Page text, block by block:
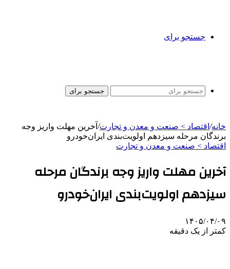
جستجو برای
جستجو برای
خانه/ اقتصاد > صنعت و معدن و تجارت/ آخرین مهلت واریز وجه
برندگان مرحله سیزدهم اولویت‌بندی ایران‌خودرو
اقتصاد > صنعت و معدن و تجارت
آخرین مهلت واریز وجه برندگان مرحله
سیزدهم اولویت‌بندی ایران‌خودرو
۱۴۰۵/۰۴/۰۹
کمتر از یک دقیقه